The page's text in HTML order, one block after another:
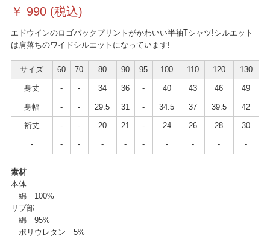
￥ 990(税込)
エドウインのロゴバックプリントがかわいい半袖Tシャツ!シルエット
は肩落ちのワイドシルエットになっています!
サイズ 60 70 80 90 95 100 110 120 130
身丈 - - 34 36 - 40 43 46 49
身幅 - - 29.5 31 - 34.5 37 39.5 42
裄丈 - - 20 21 - 24 26 28 30
- - - - - - - - - -
素材
本体
綿 100%
リブ部
綿 95%
ポリウレタン 5%